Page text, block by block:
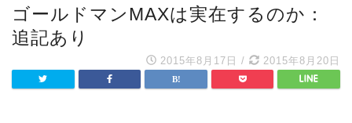
ゴールドマンMAXは実在するのか：
追記あり
2015年8月17日 / 2015年8月20日